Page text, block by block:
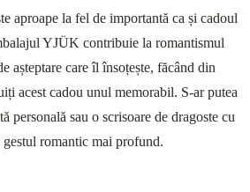
aproape la fel de importantă ca și cadoul
YJÜK contribuie la romantismul
așteptare care îl însoțește, făcând din
acest cadou unul memorabil. S-ar putea
personală sau o scrisoare de dragoste cu
romantic mai profund.